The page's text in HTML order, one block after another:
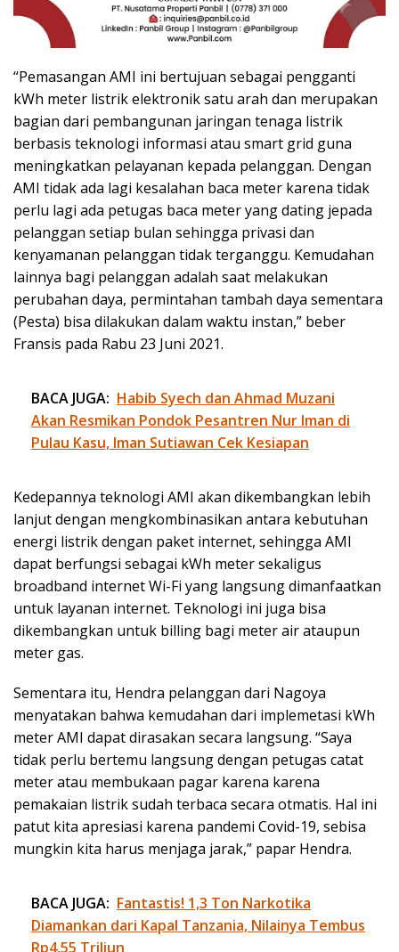
“Pemasangan AMI ini bertujuan sebagai pengganti
kWh meter listrik elektronik satu arah dan merupakan
bagian dari pembangunan jaringan tenaga listrik
berbasis teknologi informasi atau smart grid guna
meningkatkan pelayanan kepada pelanggan. Dengan
AMI tidak ada lagi kesalahan baca meter karena tidak
perlu lagi ada petugas baca meter yang dating jepada
pelanggan setiap bulan sehingga privasi dan
kenyamanan pelanggan tidak terganggu. Kemudahan
lainnya bagi pelanggan adalah saat melakukan
perubahan daya, permintahan tambah daya sementara
(Pesta) bisa dilakukan dalam waktu instan,” beber
Fransis pada Rabu 23 Juni 2021.
BACA JUGA: Habib Syech dan Ahmad Muzani
Akan Resmikan Pondok Pesantren Nur Iman di
Pulau Kasu, Iman Sutiawan Cek Kesiapan
Kedepannya teknologi AMI akan dikembangkan lebih
lanjut dengan mengkombinasikan antara kebutuhan
energi listrik dengan paket internet, sehingga AMI
dapat berfungsi sebagai kWh meter sekaligus
broadband internet Wi-Fi yang langsung dimanfaatkan
untuk layanan internet. Teknologi ini juga bisa
dikembangkan untuk billing bagi meter air ataupun
meter gas.
Sementara itu, Hendra pelanggan dari Nagoya
menyatakan bahwa kemudahan dari implemetasi kWh
meter AMI dapat dirasakan secara langsung. “Saya
tidak perlu bertemu langsung dengan petugas catat
meter atau membukaan pagar karena karena
pemakaian listrik sudah terbaca secara otmatis. Hal ini
patut kita apresiasi karena pandemi Covid-19, sebisa
mungkin kita harus menjaga jarak,” papar Hendra.
BACA JUGA: Fantastis! 1,3 Ton Narkotika
Diamankan dari Kapal Tanzania, Nilainya Tembus
Rp4,55 Triliun